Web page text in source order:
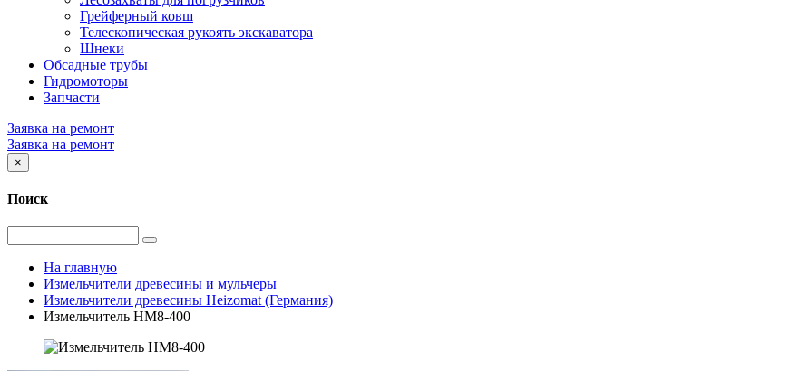
Грейферный ковш
Телескопическая рукоять экскаватора
Шнеки
Обсадные трубы
Гидромоторы
Запчасти
Заявка на ремонт
Заявка на ремонт
×
Поиск
На главную
Измельчители древесины и мульчеры
Измельчители древесины Heizomat (Германия)
Измельчитель HM8-400